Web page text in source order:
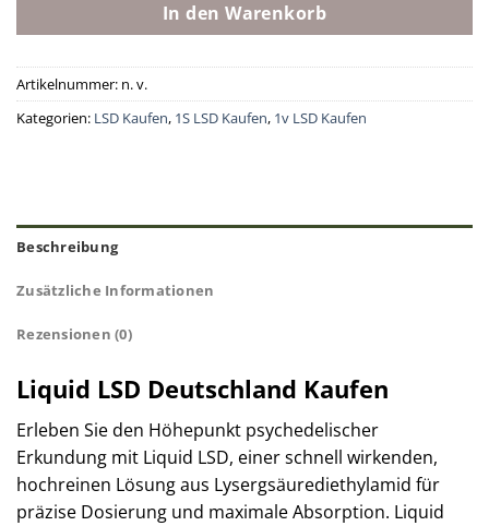
In den Warenkorb
Artikelnummer: n. v.
Kategorien: LSD Kaufen, 1S LSD Kaufen, 1v LSD Kaufen
Beschreibung
Zusätzliche Informationen
Rezensionen (0)
Liquid LSD Deutschland Kaufen
Erleben Sie den Höhepunkt psychedelischer
Erkundung mit Liquid LSD, einer schnell wirkenden,
hochreinen Lösung aus Lysergsäurediethylamid für
präzise Dosierung und maximale Absorption. Liquid